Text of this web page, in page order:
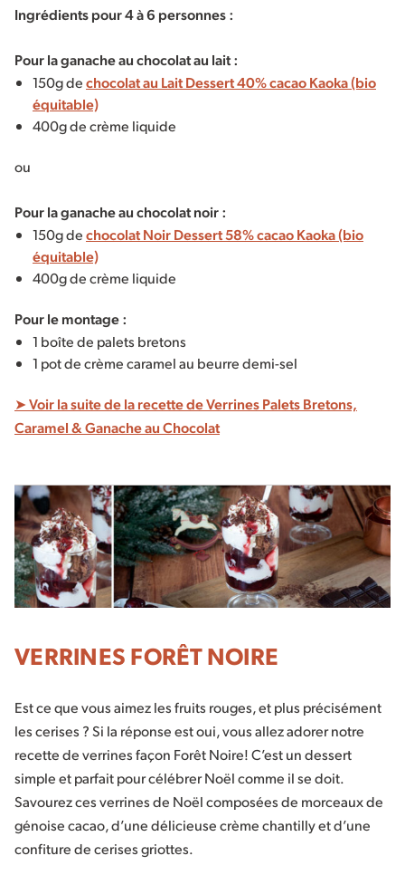
Ingrédients pour 4 à 6 personnes :
Pour la ganache au chocolat au lait :
150g dechocolat au Lait Dessert 40% cacao Kaoka (bio
équitable)
400g de crème liquide
ou
Pour la ganache au chocolat noir :
150g dechocolat Noir Dessert 58% cacao Kaoka (bio
équitable)
400g de crème liquide
Pour le montage :
1 boîte de palets bretons
1 pot de crème caramel au beurre demi-sel
➤ Voir la suite de la recette de Verrines Palets Bretons,
Caramel & Ganache au Chocolat
VERRINES FORÊT NOIRE
Est ce que vous aimez les fruits rouges, et plus précisément
les cerises ? Si la réponse est oui, vous allez adorer notre
recette de verrines façon Forêt Noire! C’est un dessert
simple et parfait pour célébrer Noël comme il se doit.
Savourez ces verrines de Noël composées de morceaux de
génoise cacao, d’une délicieuse crème chantilly et d’une
confiture de cerises griottes.